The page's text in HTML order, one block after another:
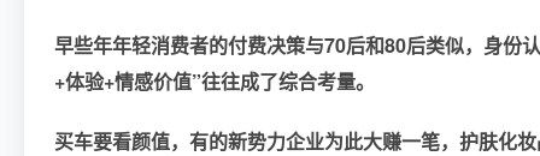
早些年年轻消费者的付费决策与70后和80后类似，身份
+体验+情感价值”往往成了综合考量。
买车要看颜值，有的新势力企业为此大赚一笔，护肤化